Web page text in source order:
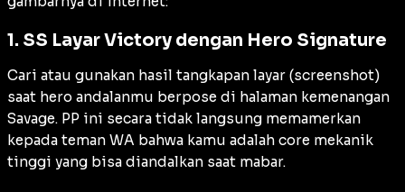
1. SS Layar Victory dengan Hero Signature
Cari atau gunakan hasil tangkapan layar (screenshot)
saat hero andalanmu berpose di halaman kemenangan
Savage. PP ini secara tidak langsung memamerkan
kepada teman WA bahwa kamu adalah core mekanik
tinggi yang bisa diandalkan saat mabar.